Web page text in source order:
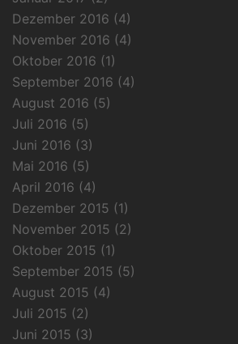
Dezember 2016 (4)
November 2016 (4)
Oktober 2016 (1)
September 2016 (4)
August 2016 (5)
Juli 2016 (5)
Juni 2016 (3)
Mai 2016 (5)
April 2016 (4)
Dezember 2015 (1)
November 2015 (2)
Oktober 2015 (1)
September 2015 (5)
August 2015 (4)
Juli 2015 (2)
Juni 2015 (3)